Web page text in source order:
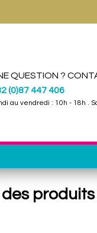
QUESTION ?
(0)87 447 406
au vendredi : 10h - 18h .
des